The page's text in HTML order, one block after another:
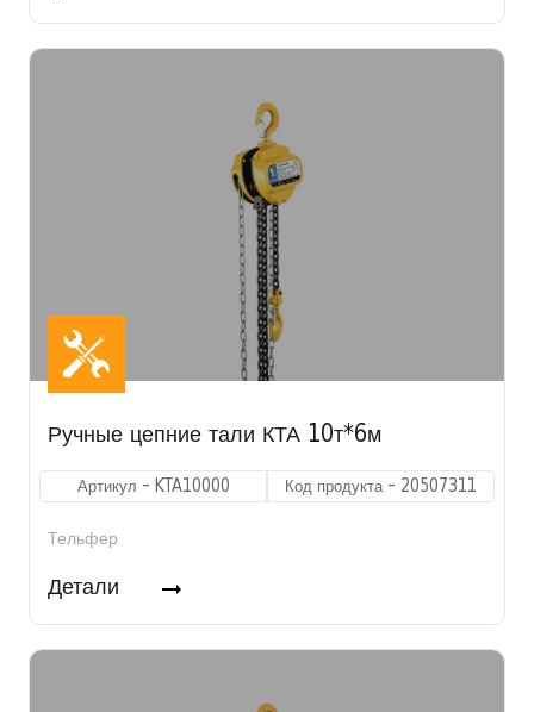
Ручные цепние тали КТА 10т*6м
Артикул - KTA10000 Код продукта - 20507311
Тельфер
Детали